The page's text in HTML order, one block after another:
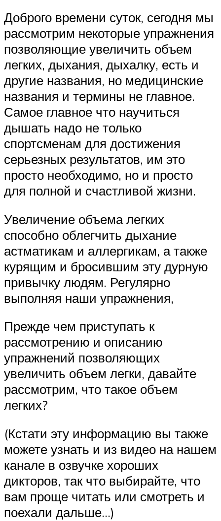
Доброго времени суток, сегодня мы
рассмотрим некоторые упражнения
позволяющие увеличить объем
легких, дыхания, дыхалку, есть и
другие названия, но медицинские
названия и термины не главное.
Самое главное что научиться
дышать надо не только
спортсменам для достижения
серьезных результатов, им это
просто необходимо, но и просто
для полной и счастливой жизни.
Увеличение объема легких
способно облегчить дыхание
астматикам и аллергикам, а также
курящим и бросившим эту дурную
привычку людям. Регулярно
выполняя наши упражнения,
Прежде чем приступать к
рассмотрению и описанию
упражнений позволяющих
увеличить объем легки, давайте
рассмотрим, что такое объем
легких?
(Кстати эту информацию вы также
можете узнать и из видео на нашем
канале в озвучке хороших
дикторов, так что выбирайте, что
вам проще читать или смотреть и
поехали дальше…)